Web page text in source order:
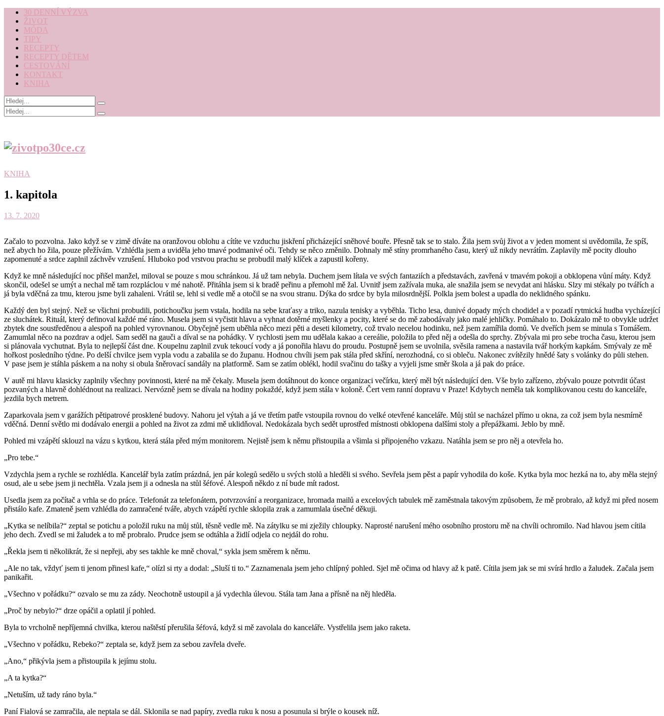
30 DENNÍ VÝZVA
ŽIVOT
MÓDA
TIPY
RECEPTY
RECEPTY DĚTEM
CESTOVÁNÍ
KONTAKT
KNIHA
KNIHA
1. kapitola
13. 7. 2020
Začalo to pozvolna. Jako když se v zimě díváte na oranžovou oblohu a cítíte ve vzduchu jiskření přicházející sněhové bouře. Přesně tak se to stalo. Žila jsem svůj život a v jeden moment si uvědomila, že spíš,
než abych ho žila, pouze přežívám. Vzhlédla jsem a uviděla jeho tmavé podmanivé oči. Tehdy se něco změnilo. Dohnaly mě stíny promrhaného času, který už nikdy nevrátím. Zaplavily mě pocity dlouho
zapomenuté a srdce zaplnil záchvěv vzrušení. Hluboko pod vrstvou prachu se probudil malý klíček a zapustil kořeny.
Když ke mně následující noc přišel manžel, miloval se pouze s mou schránkou. Já už tam nebyla. Duchem jsem lítala ve svých fantaziích a představách, zavřená v tmavém pokoji a obklopena vůní máty. Když
skončil, odešel se umýt a nechal mě tam rozpláclou v mé nahotě. Přitáhla jsem si k bradě peřinu a přemohl mě žal. Uvnitř jsem zažívala muka, ale snažila jsem se nevydat ani hlásku. Slzy mi stékaly po tvářích a
já byla vděčná za tmu, kterou jsme byli zahaleni. Vrátil se, lehl si vedle mě a otočil se na svou stranu. Dýka do srdce by byla milosrdnější. Polkla jsem bolest a upadla do neklidného spánku.
Každý den byl stejný. Než se všichni probudili, potichoučku jsem vstala, hodila na sebe kraťasy a triko, nazula tenisky a vyběhla. Ticho lesa, dunivé dopady mých chodidel a v pozadí rytmická hudba vycházející
ze sluchátek. Rituál, který definoval každé mé ráno. Musela jsem si vyčistit hlavu a vyhnat dotěrné myšlenky a pocity, které se do mě zabodávaly jako malé jehličky. Pomáhalo to. Dokázalo mě to obvykle udržet
zbytek dne soustředěnou a alespoň na pohled vyrovnanou. Obyčejně jsem uběhla něco mezi pěti a deseti kilometry, což trvalo necelou hodinku, než jsem zamířila domů. Ve dveřích jsem se minula s Tomášem.
Zamumlal něco na pozdrav a odjel. Sam seděl na gauči a díval se na pohádky. V rychlosti jsem mu udělala kakao a cereálie, položila to před něj a odešla do sprchy. Zbývala mi pro sebe trocha času, kterou jsem
si plánovala vychutnat. Byla to nejlepší část dne. Koupelnu zaplnil zvuk tekoucí vody a já ponořila hlavu do proudu. Postupně jsem se uvolnila, svěsila ramena a nastavila tvář horkým kapkám. Smývaly ze mě
hořkost posledního týdne. Po delší chvilce jsem vypla vodu a zabalila se do županu. Hodnou chvíli jsem pak stála před skříní, nerozhodná, co si obleču. Nakonec zvítězily hnědé šaty s volánky do půli stehen.
V pase jsem je stáhla páskem a na nohy si obula šněrovací sandály na platformě. Sam se zatím oblékl, hodil svačinu do tašky a vyjeli jsme směr škola a já pak do práce.
V autě mi hlavu klasicky zaplnily všechny povinnosti, které na mě čekaly. Musela jsem dotáhnout do konce organizaci večírku, který měl být následující den. Vše bylo zařízeno, zbývalo pouze potvrdit účast
pozvaných a hlavně dohlédnout na realizaci. Nervózně jsem se dívala na hodiny pokaždé, když jsem stála v koloně. Čert vem ranní dopravu v Praze! Kdybych neměla tak komplikovanou cestu do kanceláře,
jezdila bych metrem.
Zaparkovala jsem v garážích pětipatrové prosklené budovy. Nahoru jel výtah a já ve třetím patře vstoupila rovnou do velké otevřené kanceláře. Můj stůl se nacházel přímo u okna, za což jsem byla nesmírně
vděčná. Denní světlo mi dodávalo energii a pohled na život za zdmi mě uklidňoval. Nedokázala bych sedět uprostřed místnosti obklopena dalšími stoly a přepážkami. Jeblo by mně.
Pohled mi vzápětí sklouzl na vázu s kytkou, která stála před mým monitorem. Nejistě jsem k němu přistoupila a všimla si připojeného vzkazu. Natáhla jsem se pro něj a otevřela ho.
„Pro tebe.“
Vzdychla jsem a rychle se rozhlédla. Kancelář byla zatím prázdná, jen pár kolegů sedělo u svých stolů a hleděli si svého. Sevřela jsem pěst a papír vyhodila do koše. Kytka byla moc hezká na to, aby měla stejný
osud, ale u sebe jsem ji nechtěla. Vzala jsem ji a odnesla na stůl šéfové. Alespoň někdo z ní bude mít radost.
Usedla jsem za počítač a vrhla se do práce. Telefonát za telefonátem, potvrzování a reorganizace, hromada mailů a excelových tabulek mě zaměstnala takovým způsobem, že mě probralo, až když mi před nosem
přistálo kafe. Zmateně jsem vzhlédla do zamračené tváře, abych vzápětí rychle sklopila zrak a zamumlala úsečné děkuji.
„Kytka se nelíbila?“ zeptal se potichu a položil ruku na můj stůl, těsně vedle mě. Na zátylku se mi zježily chloupky. Naprosté narušení mého osobního prostoru mě na chvíli ochromilo. Nad hlavou jsem cítila
jeho dech. Zvedl se mi žaludek a to mě probralo. Prudce jsem se odtáhla a židlí odjela co nejdál do rohu.
„Řekla jsem ti několikrát, že si nepřeji, aby ses takhle ke mně choval,“ sykla jsem směrem k němu.
„Ale no tak, vždyť jsem ti jenom přinesl kafe,“ olízl si rty a dodal: „Sluší ti to.“ Zaznamenala jsem jeho chlípný pohled. Sjel mě očima od hlavy až k patě. Cítila jsem jak se mi svírá hrdlo a žaludek. Začala jsem
panikařit.
„Všechno v pořádku?“ ozvalo se mu za zády. Neochotně ustoupil a já vydechla úlevou. Stála tam Jana a přísně na něj hleděla.
„Proč by nebylo?“ drze opáčil a oplatil jí pohled.
Byla to vrcholně nepříjemná chvilka, kterou naštěstí přerušila šéfová, když si mě zavolala do kanceláře. Vystřelila jsem jako raketa.
„Všechno v pořádku, Rebeko?“ zeptala se, když jsem za sebou zavřela dveře.
„Ano,“ přikývla jsem a přistoupila k jejímu stolu.
„A ta kytka?“
„Netuším, už tady ráno byla.“
Paní Fialová se zamračila, ale neptala se dál. Sklonila se nad papíry, zvedla ruku k nosu a posunula si brýle o kousek níž.